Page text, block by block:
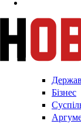
Бізнес